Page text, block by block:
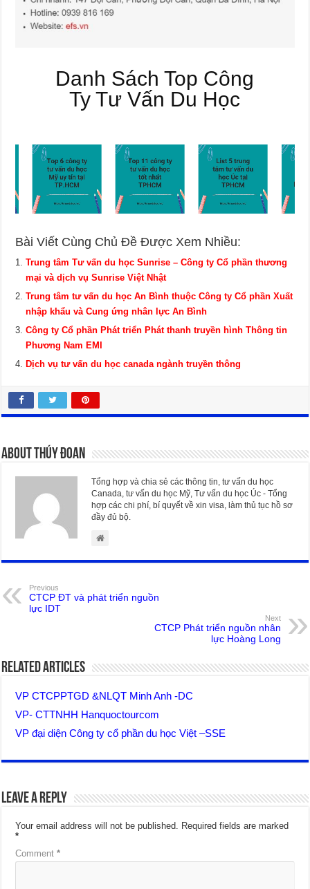
Danh Sách Top Công
Ty Tư Vấn Du Học
Bài Viết Cùng Chủ Đề Được Xem Nhiều:
Trung tâm Tư vấn du học Sunrise – Công ty Cổ phần thương
mại và dịch vụ Sunrise Việt Nhật
Trung tâm tư vấn du học An Bình thuộc Công ty Cổ phần Xuất
nhập khẩu và Cung ứng nhân lực An Bình
Công ty Cổ phần Phát triển Phát thanh truyền hình Thông tin
Phương Nam EMI
Dịch vụ tư vấn du học canada ngành truyền thông
About Thúy Đoan
Tổng hợp và chia sẻ các thông tin, tư vấn du học
Canada, tư vấn du học Mỹ, Tư vấn du học Úc - Tổng
hợp các chi phí, bí quyết về xin visa, làm thủ tục hồ sơ
đầy đủ bộ.
Previous
CTCP ĐT và phát triển nguồn
lực IDT
Next
CTCP Phát triển nguồn nhân
lực Hoàng Long
Related Articles
VP CTCPPTGD &NLQT Minh Anh -DC
VP- CTTNHH Hanquoctourcom
VP đại diện Công ty cổ phần du học Việt –SSE
Leave a Reply
Your email address will not be published. Required fields are marked
*
Comment*